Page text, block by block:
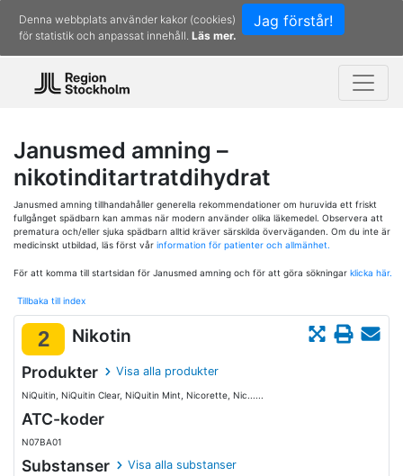
Jag förstår!
Denna webbplats använder kakor (cookies)
för statistik och anpassat innehåll. Läs mer.
Janusmed amning –
nikotinditartratdihydrat
Janusmed amning tillhandahåller generella rekommendationer om huruvida ett friskt
fullgånget spädbarn kan ammas när modern använder olika läkemedel. Observera att
prematura och/eller sjuka spädbarn alltid kräver särskilda överväganden. Om du inte är
medicinskt utbildad, läs först vår information för patienter och allmänhet.
För att komma till startsidan för Janusmed amning och för att göra sökningar klicka här.
Tillbaka till index
2 Nikotin
Produkter Visa alla produkter
NiQuitin, NiQuitin Clear, NiQuitin Mint, Nicorette, Nic......
ATC-koder
N07BA01
Substanser Visa alla substanser